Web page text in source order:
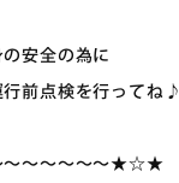
安全の為に
前点検を行ってね♪
～～～～～～★☆★